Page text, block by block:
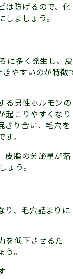
は防げるので、化
ましょう。
に多く発生し、皮
やすいのが特徴
る男性ホルモンの
起こりやすくなり
ざり合い、毛穴を
。
皮脂の分泌量が落
ょう。
り、毛穴詰まりに
を低下させるた
。